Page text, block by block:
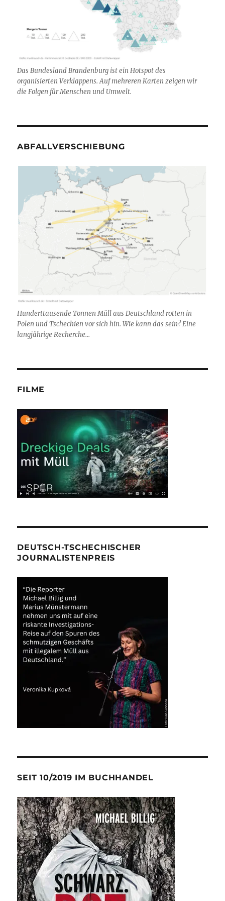
Das Bundesland Brandenburg ist ein Hotspot des
organisierten Verklappens. Auf mehreren Karten zeigen wir
die Folgen für Menschen und Umwelt.
ABFALLVERSCHIEBUNG
Hunderttausende Tonnen Müll aus Deutschland rotten in
Polen und Tschechien vor sich hin. Wie kann das sein? Eine
langjährige Recherche...
FILME
DEUTSCH-TSCHECHISCHER
JOURNALISTENPREIS
SEIT 10/2019 IM BUCHHANDEL